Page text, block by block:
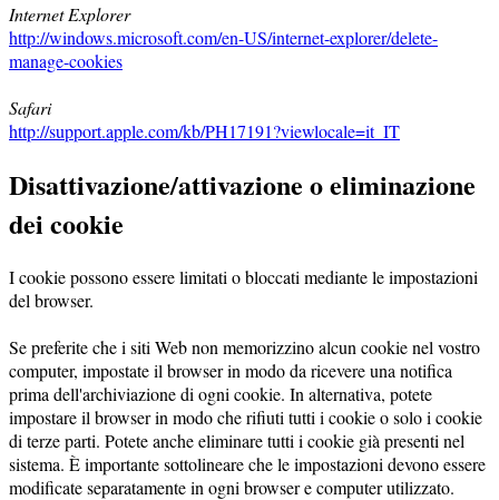
Internet Explorer
http://windows.microsoft.com/en-US/internet-explorer/delete-
manage-cookies
Safari
http://support.apple.com/kb/PH17191?viewlocale=it_IT
Disattivazione/attivazione o eliminazione
dei cookie
I cookie possono essere limitati o bloccati mediante le impostazioni
del browser.
Se preferite che i siti Web non memorizzino alcun cookie nel vostro
computer, impostate il browser in modo da ricevere una notifica
prima dell'archiviazione di ogni cookie. In alternativa, potete
impostare il browser in modo che rifiuti tutti i cookie o solo i cookie
di terze parti. Potete anche eliminare tutti i cookie già presenti nel
sistema. È importante sottolineare che le impostazioni devono essere
modificate separatamente in ogni browser e computer utilizzato.